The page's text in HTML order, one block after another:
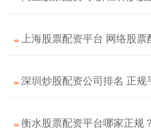
上海股票配资平台 网络股
深圳炒股配资公司排名 正规
衡水股票配资平台哪家正规